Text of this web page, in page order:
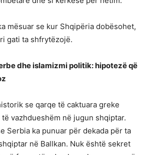
mësuar se kur Shqipëria dobësohet,
gati ta shfrytëzojë.
dhe islamizmi politik: hipotezë që
se qarqe të caktuara greke
vazhdueshëm në jugun shqiptar.
Serbia ka punuar për dekada për ta
në Ballkan. Nuk është sekret